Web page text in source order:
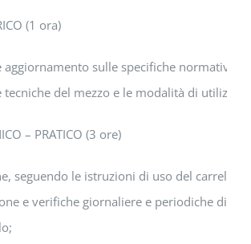
(1 ora)
aggiornamento sulle specifiche normative
tecniche del mezzo e le modalità di utilizzo
– PRATICO (3 ore)
seguendo le istruzioni di uso del carrello,
e verifiche giornaliere e periodiche di